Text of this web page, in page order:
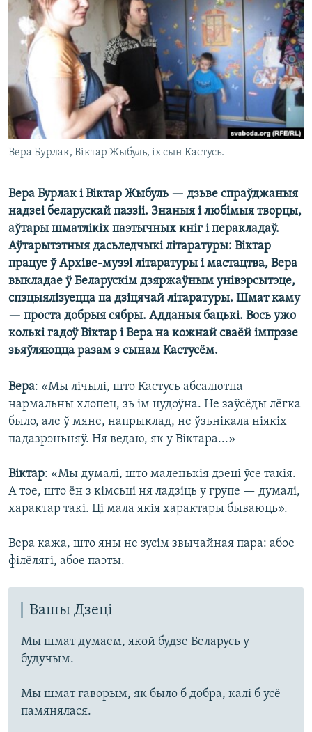
КУЛЬТУРА
КАЛЯНДАР
МОВА
НА ХВАЛЯХ СВАБОДЫ
Вера Бурлак, Віктар Жыбуль, іх сын Кастусь.
Вера Бурлак і Віктар Жыбуль — дзьве спраўджаныя
надзеі беларускай паэзіі. Знаныя і любімыя творцы,
аўтары шматлікіх паэтычных кніг і перакладаў.
Аўтарытэтныя дасьледчыкі літаратуры: Віктар
працуе ў Архіве-музэі літаратуры і мастацтва, Вера
выкладае ў Беларускім дзяржаўным унівэрсытэце,
спэцыялізуецца па дзіцячай літаратуры. Шмат каму
— проста добрыя сябры. Адданыя бацькі. Вось ужо
колькі гадоў Віктар і Вера на кожнай сваёй імпрэзе
зьяўляюцца разам з сынам Кастусём.
Вера: «Мы лічылі, што Кастусь абсалютна
нармальны хлопец, зь ім цудоўна. Не заўсёды лёгка
было, але ў мяне, напрыклад, не ўзьнікала ніякіх
падазрэньняў. Ня ведаю, як у Віктара...»
Віктар: «Мы думалі, што маленькія дзеці ўсе такія.
А тое, што ён з кімсьці ня ладзіць у групе — думалі,
характар такі. Ці мала якія характары бываюць».
Вера кажа, што яны не зусім звычайная пара: абое
філёлягі, абое паэты.
Вашы Дзеці
Мы шмат думаем, якой будзе Беларусь у
будучым.
Мы шмат гаворым, як было б добра, калі б усё
памянялася.